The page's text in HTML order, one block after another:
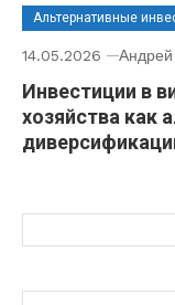
Альтернативные
14.05.2026 Андрей
Инвестиции в
хозяйства как